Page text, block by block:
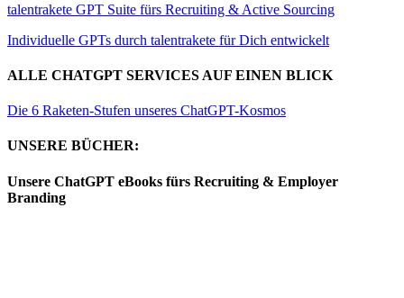
talentrakete GPT Suite fürs Recruiting & Active Sourcing
Individuelle GPTs durch talentrakete für Dich entwickelt
ALLE CHATGPT SERVICES AUF EINEN BLICK
Die 6 Raketen-Stufen unseres ChatGPT-Kosmos
UNSERE BÜCHER:
Unsere ChatGPT eBooks fürs Recruiting & Employer
Branding